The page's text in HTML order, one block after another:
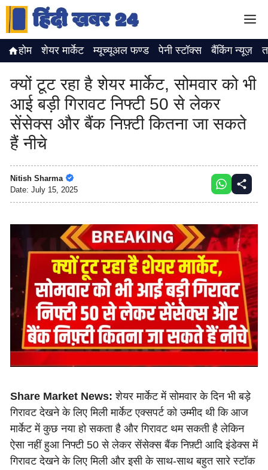
Skip
content
होम शेयर मार्केट म्यूच्यूअल फण्ड पेनी स्टॉक्स बैंकिंग न्यूज़
क्यों टूट रहा है शेयर मार्केट, सोमवार को भी
आई बड़ी गिरावट निफ्टी 50 से लेकर
सेंसेक्स और बैंक निफ़्टी कितना जा सकते
हैं नीचे
Nitish Sharma
Date: July 15, 2025
Share Market News:शेयर मार्केट में सोमवार के दिन भी बड़े
गिरावट देखने के लिए मिली मार्केट एक्सपर्ट को उम्मीद थी कि आज
मार्केट में कुछ नया हो सकता है और गिरावट थम सकती है लेकिन
ऐसा नहीं हुआ निफ्टी 50 से लेकर सेंसेक्स बैंक निफ़्टी आदि इंडेक्स में
गिरावट देखने के लिए मिली और इसी के साथ-साथ बहुत सारे स्टॉक